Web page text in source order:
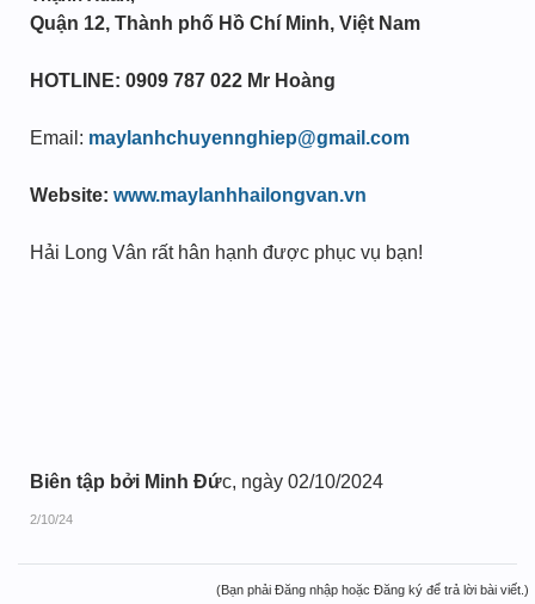
Quận 12, Thành phố Hồ Chí Minh, Việt Nam
HOTLINE: 0909 787 022 Mr Hoàng
Email: maylanhchuyennghiep@gmail.com
Website: www.maylanhhailongvan.vn
Hải Long Vân rất hân hạnh được phục vụ bạn!
Biên tập bởi Minh Đức, ngày 02/10/2024
2/10/24
(Bạn phải Đăng nhập hoặc Đăng ký để trả lời bài viết.)